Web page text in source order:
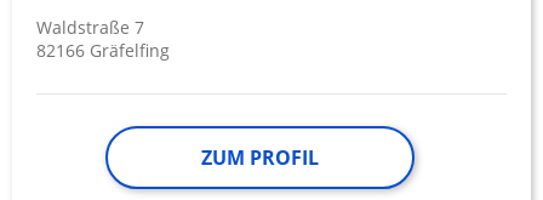
Waldstraße 7
82166 Gräfelfing
ZUM PROFIL